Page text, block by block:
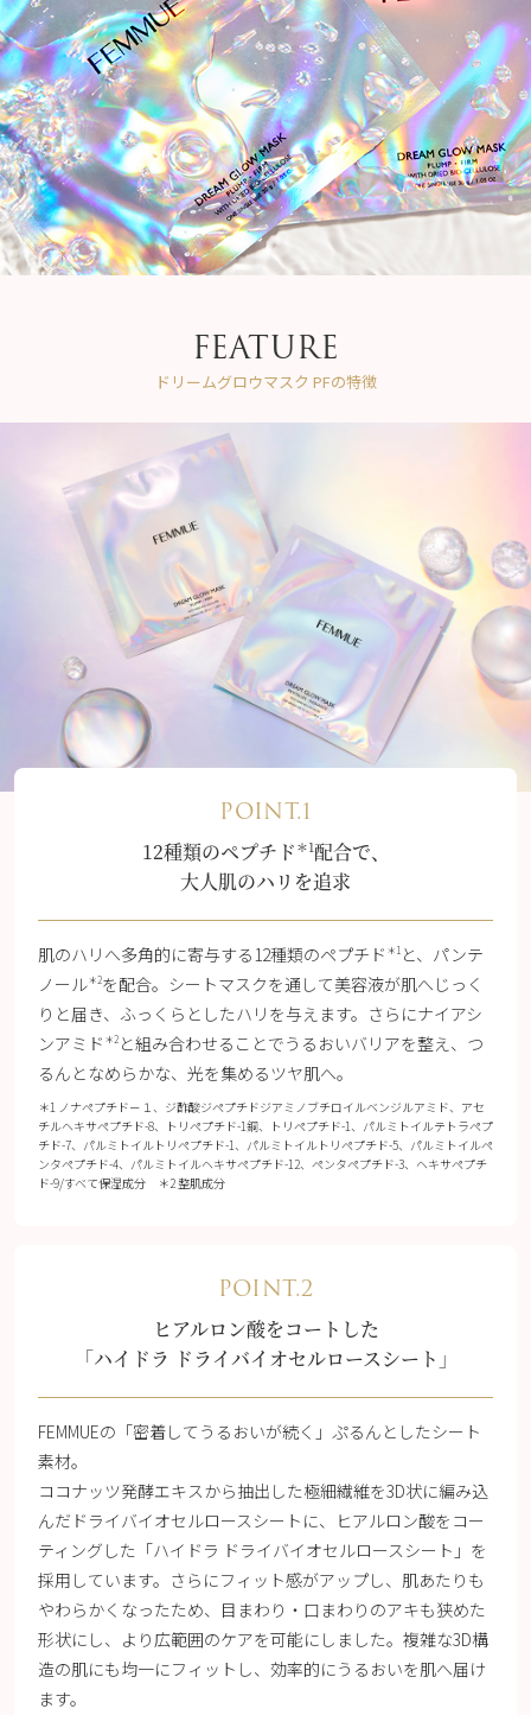
FEATURE
ドリームグロウマスク PFの特徴
POINT.1
12種類のペプチド ＊1配合で、
大人肌のハリを追求
肌のハリへ多角的に寄与する12種類のペプチド ＊1 と、パンテ
ノール＊2を配合。シートマスクを通して美容液が肌へじっく
りと届き、ふっくらとしたハリを与えます。さらにナイアシ
ンアミド ＊2 と組み合わせることでうるおいバリアを整え、つ
るんとなめらかな、光を集めるツヤ肌へ。
＊1 ノナペプチド－１、ジ酢酸ジペプチドジアミノブチロイルベンジルアミド、アセ
チルヘキサペプチド-8、トリペプチド-1銅、トリペプチド-1、パルミトイルテトラペプ
チド-7、パルミトイルトリペプチド-1、パルミトイルトリペプチド-5、パルミトイルペ
ンタペプチド-4、パルミトイルヘキサペプチド-12、ペンタペプチド-3、ヘキサペプチ
ド-9/すべて保湿成分 ＊2 整肌成分
POINT.2
ヒアルロン酸をコートした
「ハイドラ ドライバイオセルロースシート」
FEMMUEの「密着してうるおいが続く」ぷるんとしたシート
素材。
ココナッツ発酵エキスから抽出した極細繊維を3D状に編み込
んだドライバイオセルロースシートに、ヒアルロン酸をコー
ティングした「ハイドラ ドライバイオセルロースシート」を
採用しています。さらにフィット感がアップし、肌あたりも
やわらかくなったため、目まわり・口まわりのアキも狭めた
形状にし、より広範囲のケアを可能にしました。複雑な3D構
造の肌にも均一にフィットし、効率的にうるおいを肌へ届け
ます。